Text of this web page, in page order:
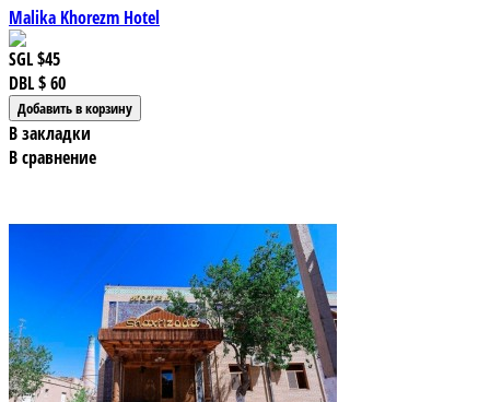
Malika Khorezm Hotel
SGL$45
DBL$ 60
В закладки
В сравнение